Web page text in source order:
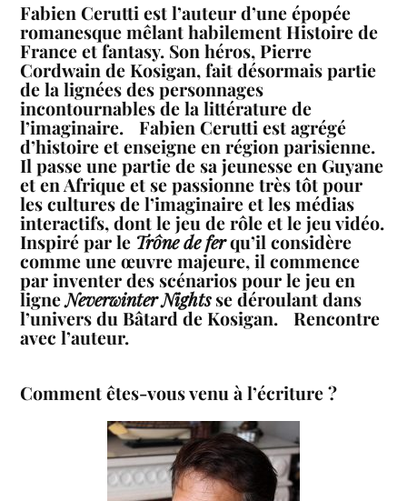
Fabien Cerutti est l’auteur d’une épopée
romanesque mêlant habilement Histoire de
France et fantasy. Son héros, Pierre
Cordwain de Kosigan, fait désormais partie
de la lignées des personnages
incontournables de la littérature de
l’imaginaire. Fabien Cerutti est agrégé
d’histoire et enseigne en région parisienne.
Il passe une partie de sa jeunesse en Guyane
et en Afrique et se passionne très tôt pour
les cultures de l’imaginaire et les médias
interactifs, dont le jeu de rôle et le jeu vidéo.
Inspiré par le Trône de ferqu’il considère
comme une œuvre majeure, il commence
par inventer des scénarios pour le jeu en
ligneNeverwinter Nightsse déroulant dans
l’univers du Bâtard de Kosigan. Rencontre
avec l’auteur.
Comment êtes-vous venu à l’écriture ?